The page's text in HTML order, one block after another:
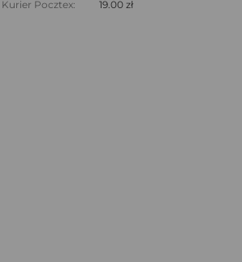
Kurier Pocztex:
19.00 zł